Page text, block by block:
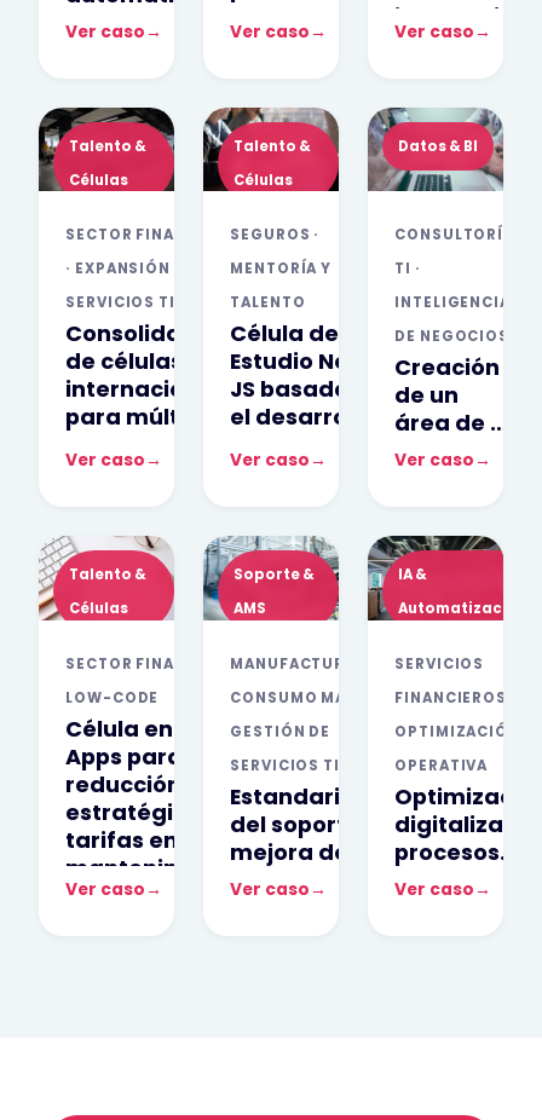
y análisis de
Ver caso→
escasez
Ver caso→
integración
de talento
Ver caso→
Talento &
Células
SECTOR FINANCIERO
· EXPANSIÓN DE
SERVICIOS TI
Consolidación
de células
internacionales
para múltiples
Ver caso→
Talento &
Células
SEGUROS ·
MENTORÍA Y
TALENTO
Célula de
Estudio Node
JS basada en
el desarrollo
Profesionales
Ver caso→
Datos & BI
CONSULTORÍA
TI ·
INTELIGENCIA
DE NEGOCIOS
Creación
de un
área de BI
mediante
Power BI
Ver caso→
Talento &
Células
SECTOR FINANCIERO ·
LOW-CODE
Célula en Power
Apps para la
reducción
estratégica de
tarifas en
mantenimientos
corporativos
Ver caso→
Soporte &
AMS
MANUFACTURA Y
CONSUMO MASIVO ·
GESTIÓN DE
SERVICIOS TI
Estandarización
del soporte TI y
mejora de la
experiencia del
Ver caso→
IA &
Automatización
SERVICIOS
FINANCIEROS ·
OPTIMIZACIÓN
OPERATIVA
procesos
Ver caso→